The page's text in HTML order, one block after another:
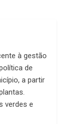
à gestão
de
a partir
verdes e